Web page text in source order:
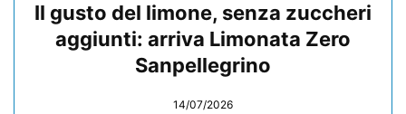
Il gusto del limone, senza zuccheri
aggiunti: arriva Limonata Zero
Sanpellegrino
14/07/2026